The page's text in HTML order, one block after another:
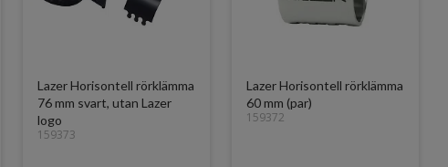
Lazer Horisontell rörklämma
76 mm svart, utan Lazer
logo
159373
Lazer Horisontell rörklämma
60 mm (par)
159372